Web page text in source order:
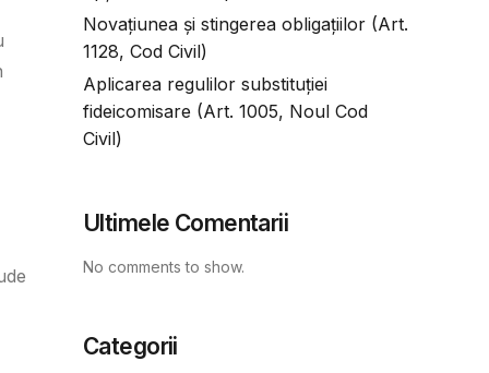
Novațiunea și stingerea obligațiilor (Art.
1128, Cod Civil)
Aplicarea regulilor substituției
fideicomisare (Art. 1005, Noul Cod
Civil)
Ultimele Comentarii
No comments to show.
Categorii